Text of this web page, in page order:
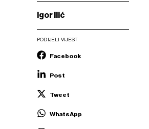
Igor Ilić
PODIJELI VIJEST
Facebook
Post
Tweet
WhatsApp